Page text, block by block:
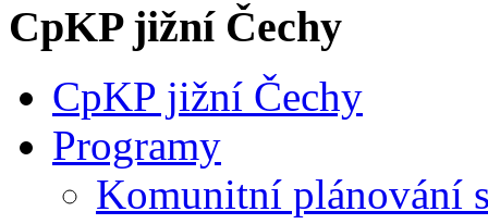
CpKP jižní Čechy
CpKP jižní Čechy
Programy
Komunitní plánování